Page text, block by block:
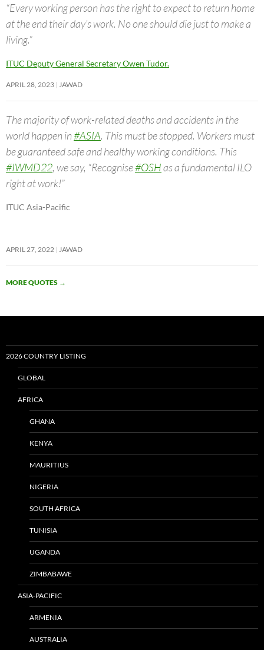
“Every working person has the right to expect to return home
at the end their day’s work. No one should die just to make a
living.”
ITUC Deputy General Secretary Owen Tudor.
APRIL 28, 2023 JAWAD
The majority of work-related deaths and accidents in the
world happen in#ASIA. This must be stopped. Workers must
be guaranteed safe and healthy working conditions. This
#IWMD22, we say, “Recognise#OSHas a fundamental ILO
right at work!”
ITUC Asia-Pacific
APRIL 27, 2022 JAWAD
MORE QUOTES →
2026 COUNTRY LISTING
GLOBAL
AFRICA
GHANA
KENYA
MAURITIUS
NIGERIA
SOUTH AFRICA
TUNISIA
UGANDA
ZIMBABAWE
ASIA-PACIFIC
ARMENIA
AUSTRALIA